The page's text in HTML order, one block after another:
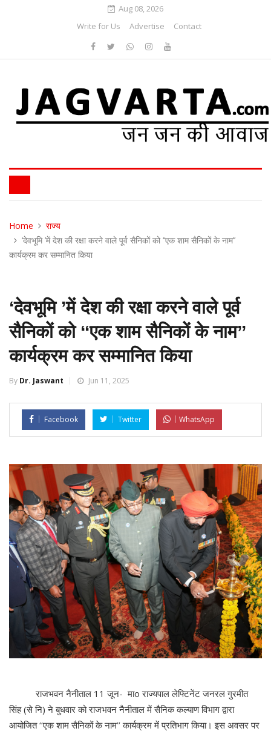
Aug 08, 2026
Write for Us
Advertise Contact
Home
राज्य
‘देवभूमि ’में देश की रक्षा करने वाले पूर्व सैनिकों को ‘‘एक शाम सैनिकों के नाम’’
कार्यक्रम कर सम्मानित किया
‘देवभूमि ’में देश की रक्षा करने वाले पूर्व
सैनिकों को ‘‘एक शाम सैनिकों के नाम’’
कार्यक्रम कर सम्मानित किया
By Dr. Jaswant Jun 11, 2025
Facebook Twitter WhatsApp
राजभवन नैनीताल 11 जून- माo राज्यपाल लेफ्टिनेंट जनरल गुरमीत
सिंह (से नि) ने बुधवार को राजभवन नैनीताल में सैनिक कल्याण विभाग द्वारा
आयोजित ‘‘एक शाम सैनिकों के नाम’’ कार्यक्रम में प्रतिभाग किया। इस अवसर पर